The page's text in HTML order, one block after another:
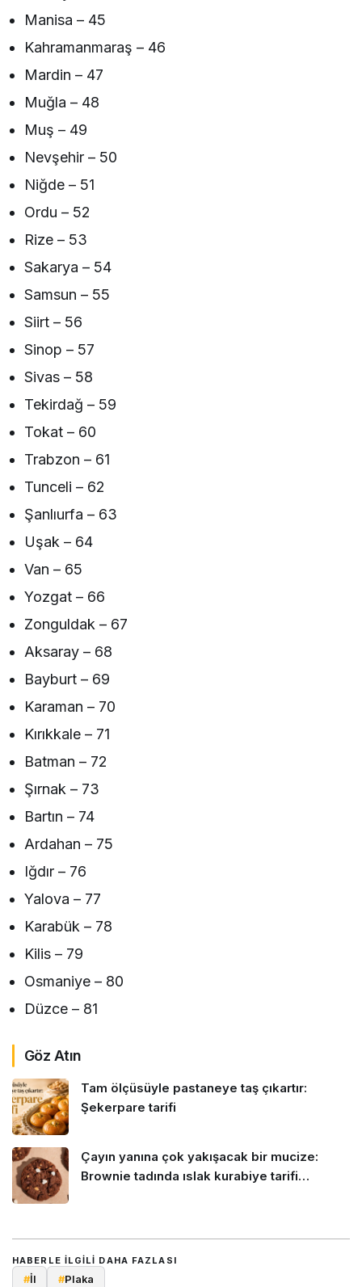
Manisa – 45
Kahramanmaraş – 46
Mardin – 47
Muğla – 48
Muş – 49
Nevşehir – 50
Niğde – 51
Ordu – 52
Rize – 53
Sakarya – 54
Samsun – 55
Siirt – 56
Sinop – 57
Sivas – 58
Tekirdağ – 59
Tokat – 60
Trabzon – 61
Tunceli – 62
Şanlıurfa – 63
Uşak – 64
Van – 65
Yozgat – 66
Zonguldak – 67
Aksaray – 68
Bayburt – 69
Karaman – 70
Kırıkkale – 71
Batman – 72
Şırnak – 73
Bartın – 74
Ardahan – 75
Iğdır – 76
Yalova – 77
Karabük – 78
Kilis – 79
Osmaniye – 80
Düzce – 81
Göz Atın
Tam ölçüsüyle pastaneye taş çıkartır:
Şekerpare tarifi
Çayın yanına çok yakışacak bir mucize:
Brownie tadında ıslak kurabiye tarifi…
HABERLE ILGILI DAHA FAZLASI
#İl #Plaka